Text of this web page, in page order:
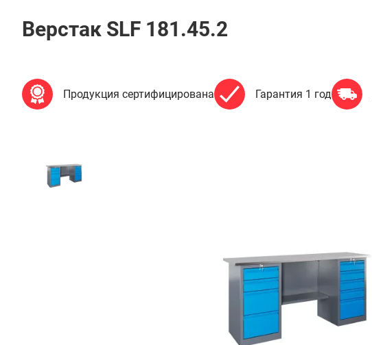
Верстак SLF 181.45.2
Продукция сертифицирована Гарантия 1 год